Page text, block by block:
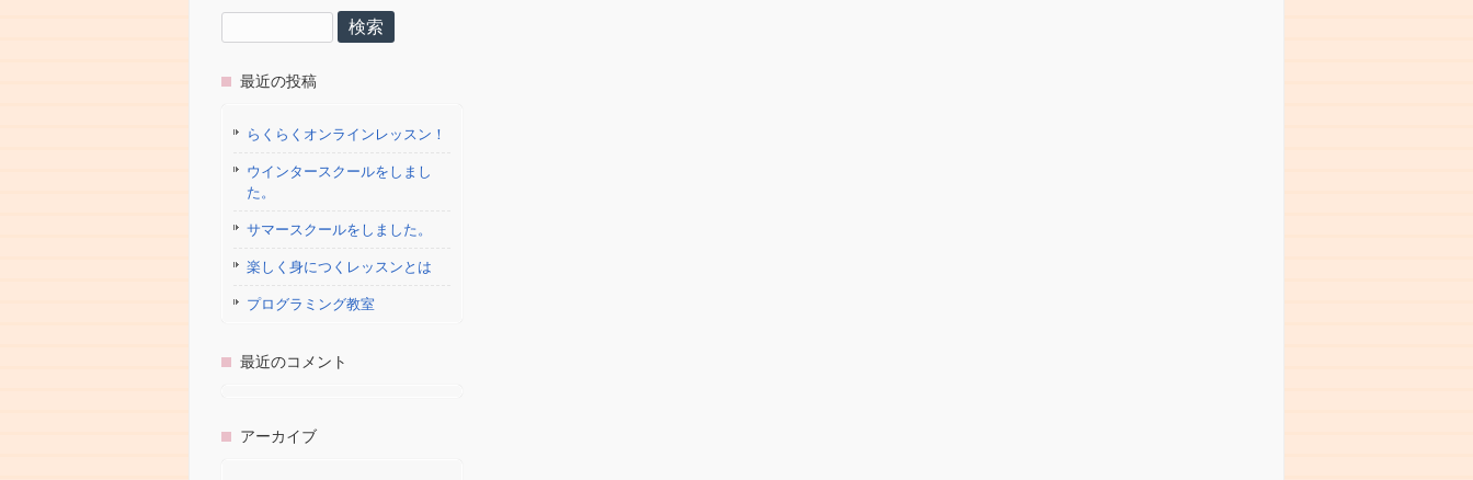
索:
最近の投稿
らくらくオンラインレッスン！
ウインタースクールをしまし
た。
サマースクールをしました。
楽しく身につくレッスンとは
プログラミング教室
最近のコメント
アーカイブ